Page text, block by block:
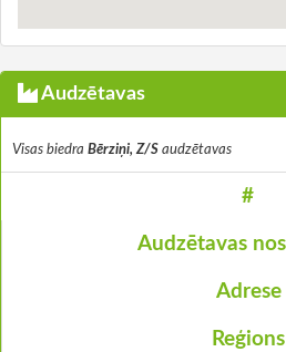
Audzētavas
Visas biedra Bērziņi, Z/S audzētavas
#
Audzētavas
Adrese
Reģions